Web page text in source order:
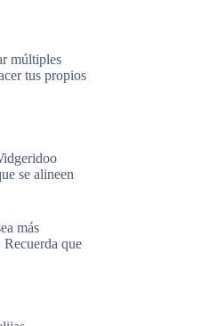
múltiples
tus propios
se alineen
más
que